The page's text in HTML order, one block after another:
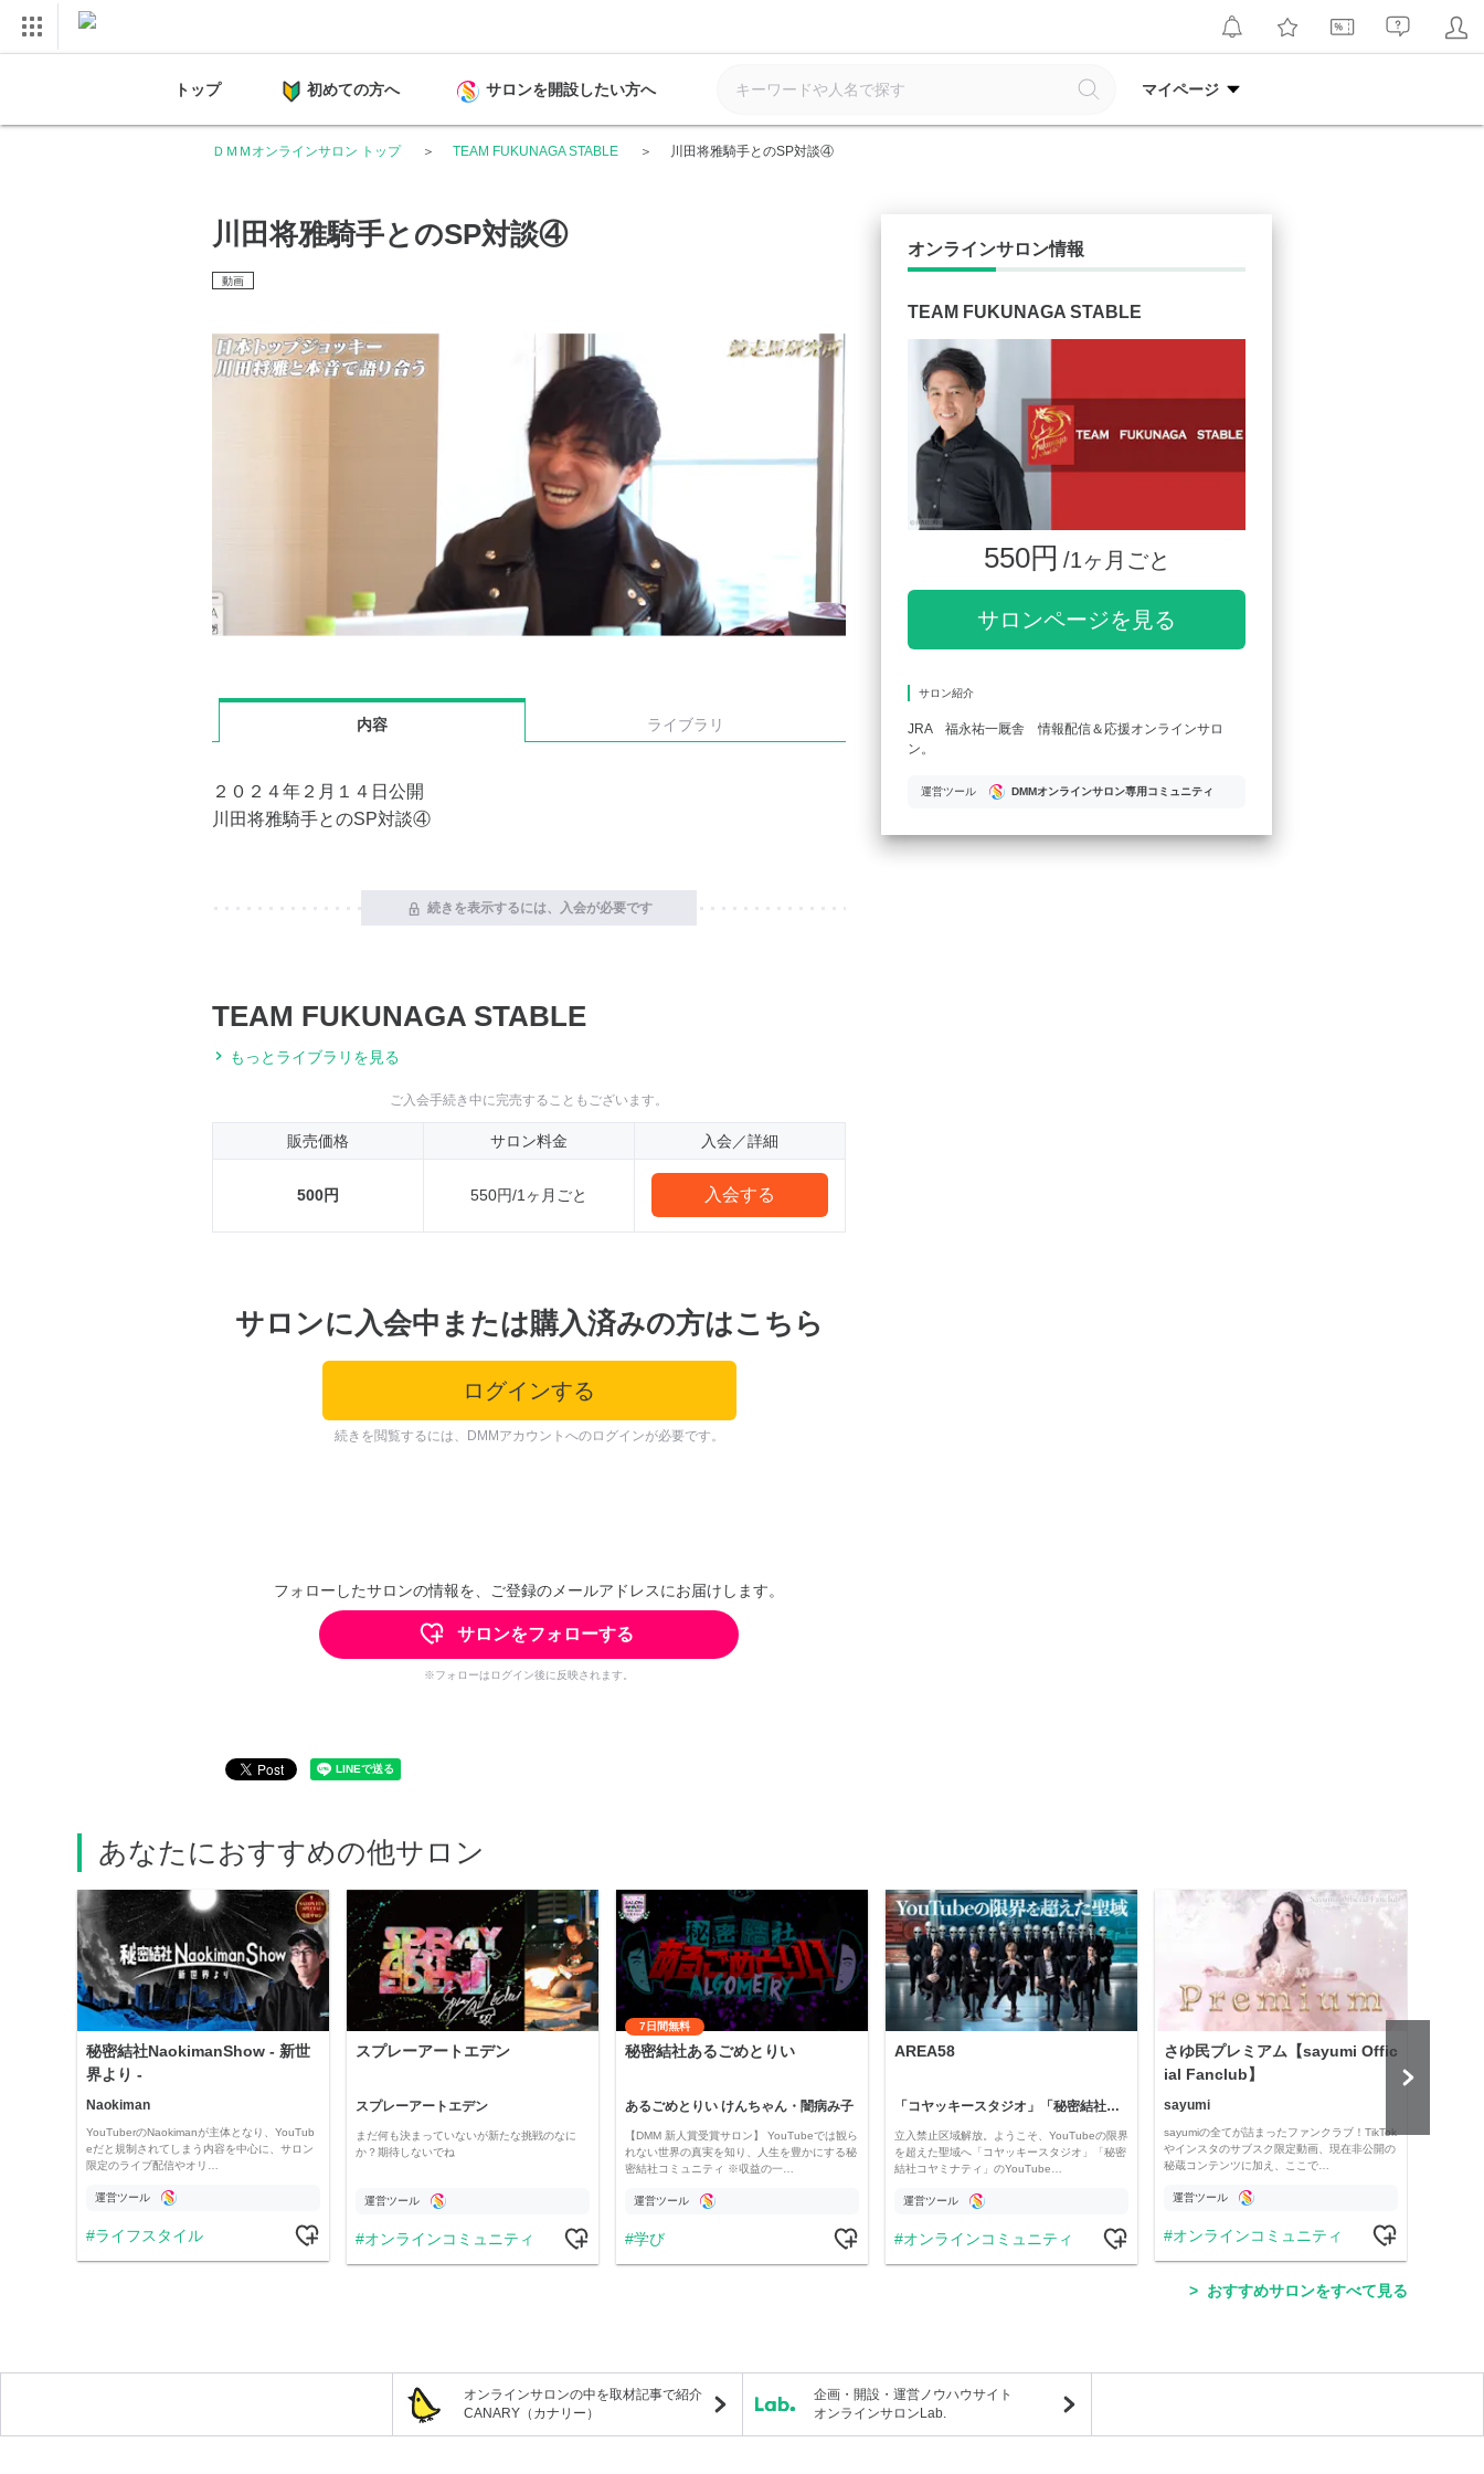
トップ 初めての方へ サロンを開設したい方へ マイページ
ＤＭＭオンラインサロン トップ TEAM FUKUNAGA STABLE 川田将雅騎手とのSP対談④
川田将雅騎手とのSP対談④
動画
内容 ライブラリ
２０２４年２月１４日公開
川田将雅騎手とのSP対談④
続きを表示するには、入会が必要です
TEAM FUKUNAGA STABLE
もっとライブラリを見る
ご入会手続き中に完売することもございます。
販売価格 サロン料金 入会／詳細
500円 550円/1ヶ月ごと 入会する
サロンに入会中または購入済みの方はこちら
ログインする
続きを閲覧するには、DMMアカウントへのログインが必要です。
フォローしたサロンの情報を、ご登録のメールアドレスにお届けします。
サロンをフォローする
※フォローはログイン後に反映されます。
オンラインサロン情報
TEAM FUKUNAGA STABLE
550円 /1ヶ月ごと
サロンページを見る
サロン紹介
JRA 福永祐一厩舎 情報配信＆応援オンラインサロ
ン。
運営ツール DMMオンラインサロン専用コミュニティ
あなたにおすすめの他サロン
秘密結社NaokimanShow - 新世
界より -
Naokiman
YouTuberのNaokimanが主体となり、YouTub
eだと規制されてしまう内容を中心に、サロン
限定のライブ配信やオリ…
運営ツール
ライフスタイル
スプレーアートエデン
スプレーアートエデン
まだ何も決まっていないが新たな挑戦のなに
か？期待しないでね
運営ツール
オンラインコミュニティ
7日間無料
秘密結社あるごめとりい
あるごめとりい けんちゃん・闇病み子
【DMM 新人賞受賞サロン】 YouTubeでは観ら
れない世界の真実を知り、人生を豊かにする秘
密結社コミュニティ ※収益の一…
運営ツール
学び
AREA58
「コヤッキースタジオ」「秘密結社コヤミナティ」
立入禁止区域解放。ようこそ、YouTubeの限界
を超えた聖域へ「コヤッキースタジオ」「秘密
結社コヤミナティ」のYouTube…
運営ツール
オンラインコミュニティ
さゆ民プレミアム【sayumi Offic
ial Fanclub】
sayumi
sayumiの全てが詰まったファンクラブ！TikTok
やインスタのサブスク限定動画、現在非公開の
秘蔵コンテンツに加え、ここで…
運営ツール
オンラインコミュニティ
おすすめサロンをすべて見る
オンラインサロンの中を取材記事で紹介
CANARY（カナリー）
企画・開設・運営ノウハウサイト
オンラインサロンLab.